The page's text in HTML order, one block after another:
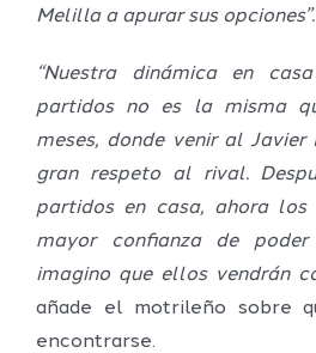
Melilla a apurar sus opciones”.
“Nuestra dinámica en
partidos no es la misma
meses, donde venir al Javier
gran respeto al rival.
partidos en casa, ahora los
mayor confianza de
imagino que ellos vendrán
añade el motrileño sobre
encontrarse.